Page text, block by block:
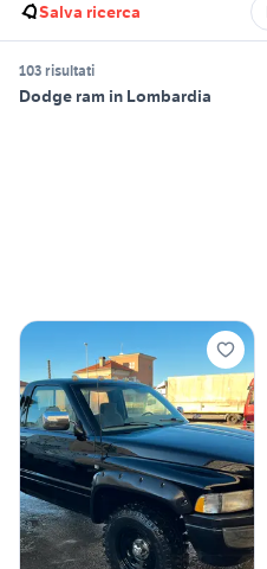
Salva ricerca
103 risultati
Dodge ram in Lombardia